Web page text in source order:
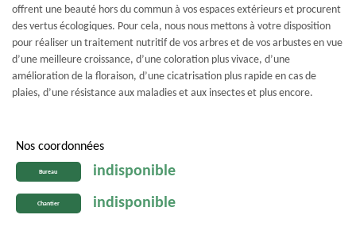
offrent une beauté hors du commun à vos espaces extérieurs et procurent
des vertus écologiques. Pour cela, nous nous mettons à votre disposition
pour réaliser un traitement nutritif de vos arbres et de vos arbustes en vue
d’une meilleure croissance, d’une coloration plus vivace, d’une
amélioration de la floraison, d’une cicatrisation plus rapide en cas de
plaies, d’une résistance aux maladies et aux insectes et plus encore.
Nos coordonnées
Bureau indisponible
Chantier indisponible